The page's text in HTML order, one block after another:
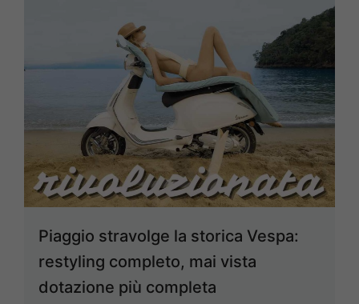
Piaggio stravolge la storica Vespa:
restyling completo, mai vista
dotazione più completa